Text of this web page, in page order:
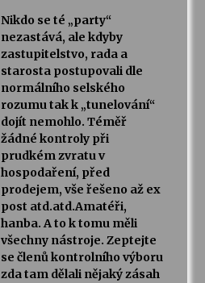
Nikdo se té „party“
nezastává, ale kdyby
zastupitelstvo, rada a
starosta postupovali dle
normálního selského
rozumu tak k „tunelování“
dojít nemohlo. Téměř
žádné kontroly při
prudkém zvratu v
hospodaření, před
prodejem, vše řešeno až ex
post atd.atd.Amatéři,
hanba. A to k tomu měli
všechny nástroje. Zeptejte
se členů kontrolního výboru
zda tam dělali nějaký zásah